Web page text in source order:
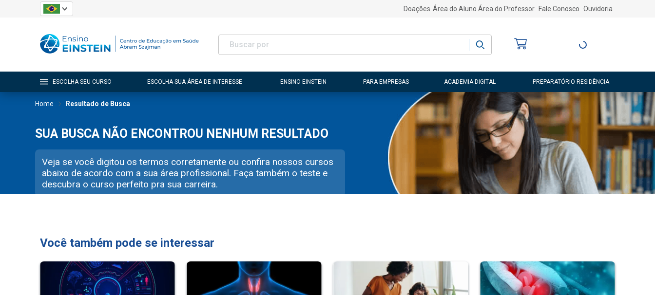
Doações Área do Aluno Área do Professor Fale Conosco Ouvidoria
Entre ou Cadastre-
ESCOLHA SEU CURSO ESCOLHA SUA ÁREA DE INTERESSE ENSINO EINSTEIN PARA EMPRESAS ACADEMIA DIGITAL PREPARATÓRIO RESIDÊNCIA
Home Resultado de Busca
SUA BUSCA NÃO ENCONTROU NENHUM RESULTADO
Veja se você digitou os termos corretamente ou confira nossos cursos
abaixo de acordo com a sua área profissional. Faça também o teste e
descubra o curso perfeito pra sua carreira.
Você também pode se interessar